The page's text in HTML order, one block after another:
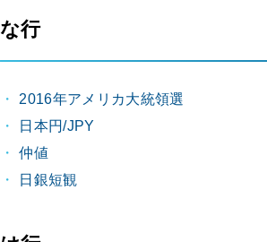
な行
2016年アメリカ大統領選
日本円/JPY
仲値
日銀短観